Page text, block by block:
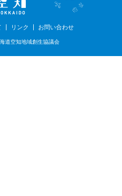
リンク お問い合わせ
道空知地域創生協議会